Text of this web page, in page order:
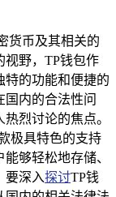
货币及其相关的
视野，TP钱包作
特的功能和便捷的
内的合法性问
烈讨论的焦点。
极具特色的支持
够轻松地存储、
要深入探讨TP钱